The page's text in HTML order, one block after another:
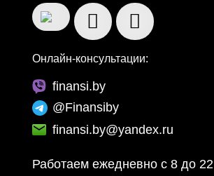
Онлайн-консультации:
finansi.by
@Finansiby
finansi.by@yandex.ru
Работаем ежедневно c 8 до 22